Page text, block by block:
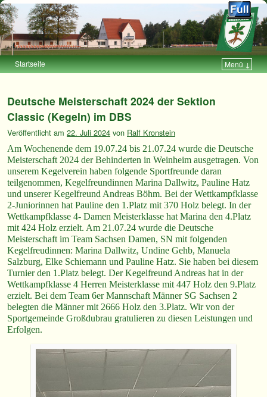
Startseite Menü ↓
Deutsche Meisterschaft 2024 der Sektion
Classic (Kegeln) im DBS
Veröffentlicht am 22. Juli 2024 von Ralf Kronstein
Am Wochenende dem 19.07.24 bis 21.07.24 wurde die Deutsche
Meisterschaft 2024 der Behinderten in Weinheim ausgetragen. Von
unserem Kegelverein haben folgende Sportfreunde daran
teilgenommen, Kegelfreundinnen Marina Dallwitz, Pauline Hatz
und unserer Kegelfreund Andreas Böhm. Bei der Wettkampfklasse
2-Juniorinnen hat Pauline den 1.Platz mit 370 Holz belegt. In der
Wettkampfklasse 4- Damen Meisterklasse hat Marina den 4.Platz
mit 424 Holz erzielt. Am 21.07.24 wurde die Deutsche
Meisterschaft im Team Sachsen Damen, SN mit folgenden
Kegelfreudinnen: Marina Dallwitz, Undine Gehb, Manuela
Salzburg, Elke Schiemann und Pauline Hatz. Sie haben bei diesem
Turnier den 1.Platz belegt. Der Kegelfreund Andreas hat in der
Wettkampfklasse 4 Herren Meisterklasse mit 447 Holz den 9.Platz
erzielt. Bei dem Team 6er Mannschaft Männer SG Sachsen 2
belegten die Männer mit 2666 Holz den 3.Platz. Wir von der
Sportgemeinde Großdubrau gratulieren zu diesen Leistungen und
Erfolgen.